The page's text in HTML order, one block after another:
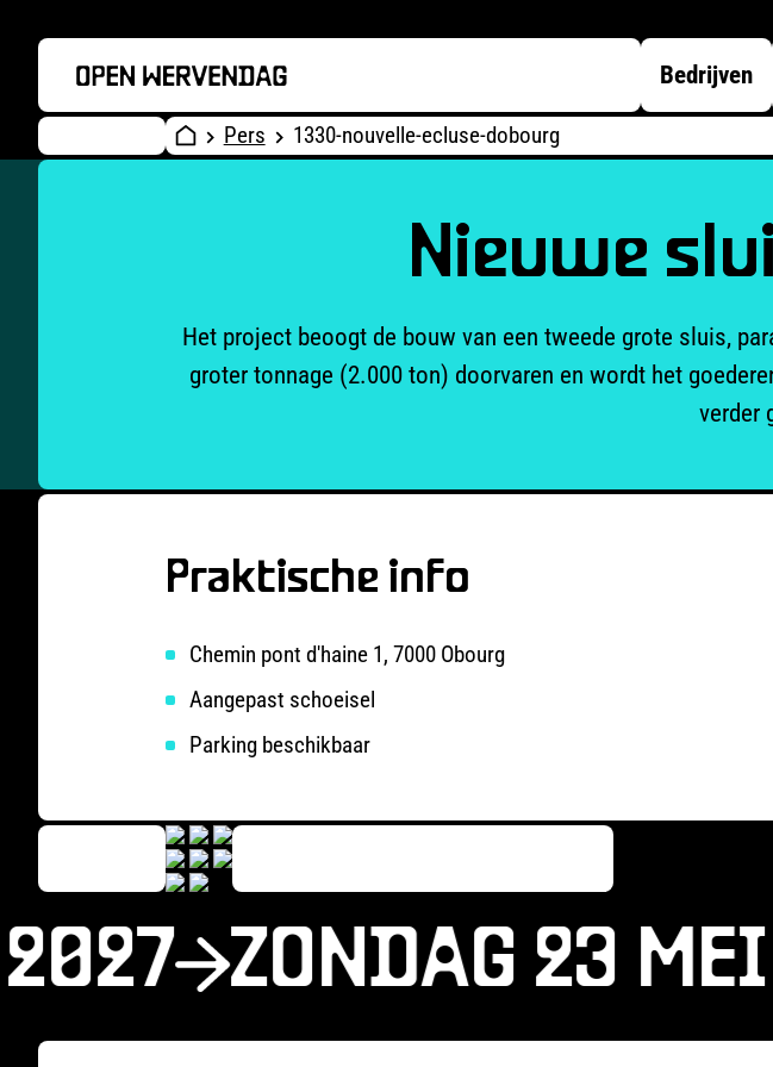
Bedrijven
Pers 1330-nouvelle-ecluse-dobourg
Nieuwe
Het project beoogt de bouw van een tweede grote sluis,
groter tonnage (2.000 ton) doorvaren en wordt het
verder
Praktische info
Chemin pont d'haine 1, 7000 Obourg
Aangepast schoeisel
Parking beschikbaar
ZONDAG 23 MEI